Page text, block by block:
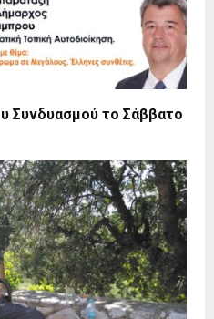
Συνδυασμού το Σάββατο